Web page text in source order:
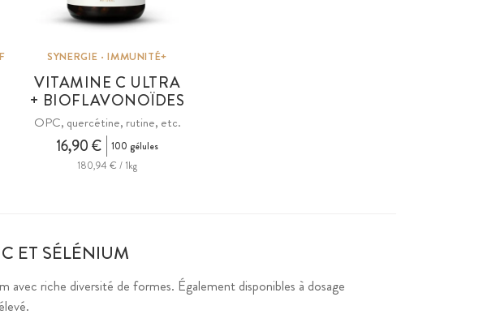
SYNERGIE · IMMUNITÉ+
VITAMINE C ULTRA
+ BIOFLAVONOÏDES
OPC, quercétine, rutine, etc.
16,90 €
100 gélules
180,94 € / 1kg
ET SÉLÉNIUM
riche diversité de formes. Également disponibles à dosage
élevé.